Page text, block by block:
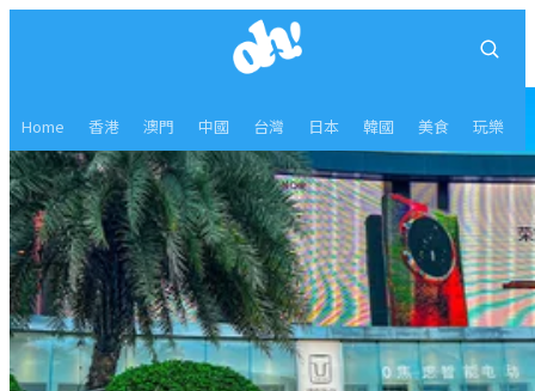
Home 香港 澳門 中國 台灣 日本 韓國 美食 玩樂